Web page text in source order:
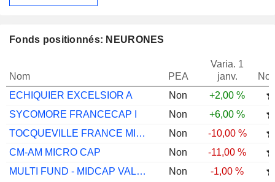
Fonds positionnés: NEURONES
Nom PEA
Varia. 1
janv.
ECHIQUIER EXCELSIOR A
Non
+2,00 %
SYCOMORE FRANCECAP I
Non
+6,00 %
TOCQUEVILLE FRANCE MICRO CAP U
Non
-10,00 %
CM-AM MICRO CAP
Non
-11,00 %
MULTI FUND - MIDCAP VALUE B
Non -1,00 %